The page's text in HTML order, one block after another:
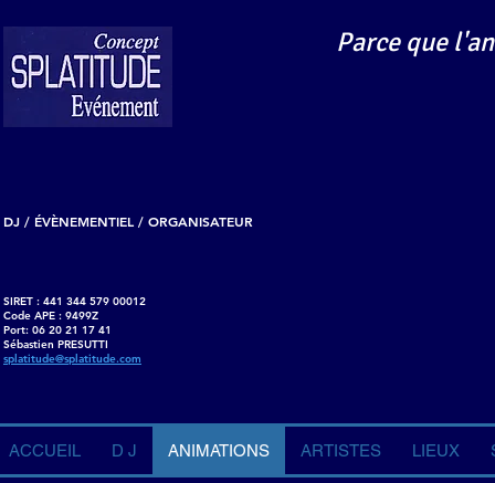
DJ / ÉVÈNEMENTIEL / ORGANISATEUR
SIRET : 441 344 579 00012
Code APE : 9499Z
Port: 06 20 21 17 41
Sébastien PRESUTTI
splatitude@splatitude.com
Parce que
ACCUEIL D J ANIMATIONS ARTISTES LIEUX